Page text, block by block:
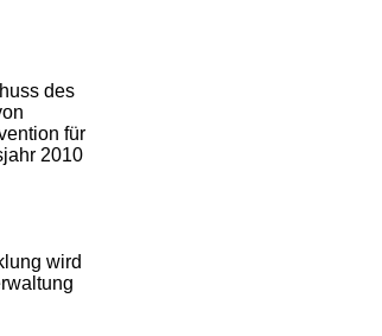
des
für
2010
wird